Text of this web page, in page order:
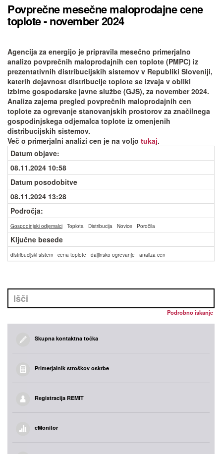
Povprečne mesečne maloprodajne cene
toplote - november 2024
Agencija za energijo je pripravila mesečno primerjalno
analizo povprečnih maloprodajnih cen toplote (PMPC) iz
prezentativnih distribucijskih sistemov v Republiki Sloveniji,
katerih dejavnost distribucije toplote se izvaja v obliki
izbirne gospodarske javne službe (GJS), za november 2024.
Analiza zajema pregled povprečnih maloprodajnih cen
toplote za ogrevanje stanovanjskih prostorov za značilnega
gospodinjskega odjemalca toplote iz omenjenih
distribucijskih sistemov.
Več o primerjalni analizi cen je na voljo tukaj.
Datum objave:
08.11.2024 10:58
Datum posodobitve
08.11.2024 13:28
Področja:
Gospodinjski odjemalci Toplota Distribucija Novice Poročila
Ključne besede
distribucijski sistem cena toplote daljinsko ogrevanje analiza cen
Podrobno iskanje
Skupna kontaktna točka
Primerjalnik stroškov oskrbe
Registracija REMIT
eMonitor